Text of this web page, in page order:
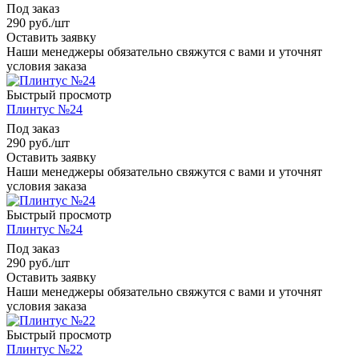
Под заказ
290 руб./шт
Оставить заявку
Наши менеджеры обязательно свяжутся с вами и уточнят
условия заказа
Быстрый просмотр
Плинтус №24
Под заказ
290 руб./шт
Оставить заявку
Наши менеджеры обязательно свяжутся с вами и уточнят
условия заказа
Быстрый просмотр
Плинтус №24
Под заказ
290 руб./шт
Оставить заявку
Наши менеджеры обязательно свяжутся с вами и уточнят
условия заказа
Быстрый просмотр
Плинтус №22